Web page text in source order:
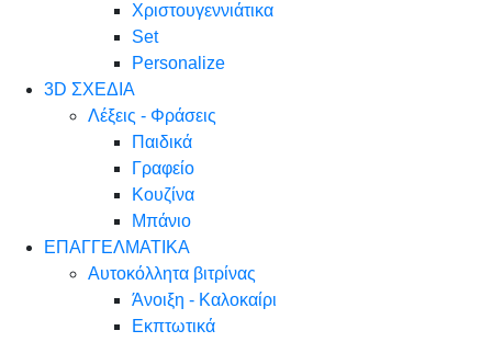
Χριστουγεννιάτικα
Set
Personalize
3D ΣΧΕΔΙΑ
Λέξεις - Φράσεις
Παιδικά
Γραφείο
Κουζίνα
Μπάνιο
ΕΠΑΓΓΕΛΜΑΤΙΚΑ
Αυτοκόλλητα βιτρίνας
Άνοιξη - Καλοκαίρι
Εκπτωτικά